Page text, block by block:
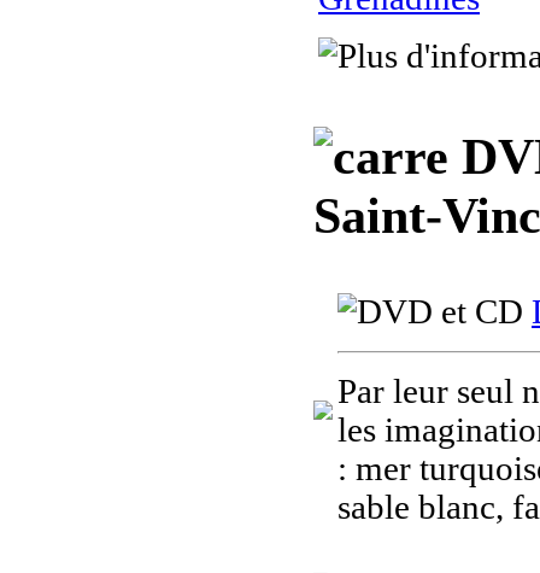
Saint-
Par leur seul
les
: mer
sable blanc,